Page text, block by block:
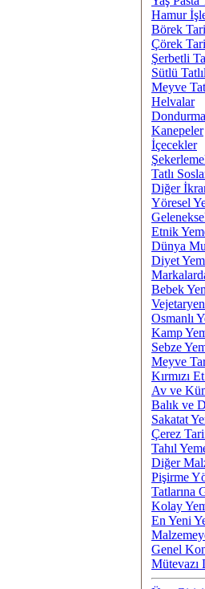
Hamur
Börek
Çörek
Şerbetli
Sütlü
Meyve
Helvalar
Kanepeler
İçecekler
Tatlı
Diğer
Yöresel
Etnik
Dünya
Diyet
Bebek
Osmanlı
Kamp
Sebze
Meyve
Kırmızı
Av ve
Balık ve
Sakatat
Çerez
Tahıl
Diğer
Pişirme
Tatlarına
Kolay
En Yeni
Genel
Mütevazı